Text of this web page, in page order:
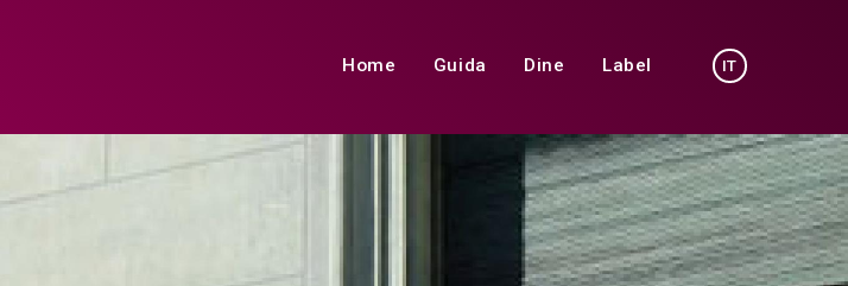
IT
Home Guida Dine Label